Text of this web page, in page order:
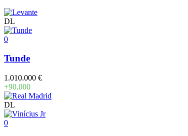
DL
0
Tunde
1.010.000 €
+90.000
DL
0